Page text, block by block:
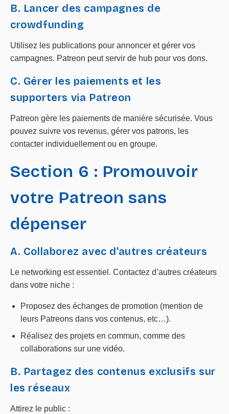
B. Lancer des campagnes de
crowdfunding
Utilisez les publications pour annoncer et gérer vos
campagnes. Patreon peut servir de hub pour vos dons.
C. Gérer les paiements et les
supporters via Patreon
Patreon gère les paiements de manière sécurisée. Vous
pouvez suivre vos revenus, gérer vos patrons, les
contacter individuellement ou en groupe.
Section 6 : Promouvoir
votre Patreon sans
dépenser
A. Collaborez avec d’autres créateurs
Le networking est essentiel. Contactez d’autres créateurs
dans votre niche :
Proposez des échanges de promotion (mention de
leurs Patreons dans vos contenus, etc…).
Réalisez des projets en commun, comme des
collaborations sur une vidéo.
B. Partagez des contenus exclusifs sur
les réseaux
Attirez le public :